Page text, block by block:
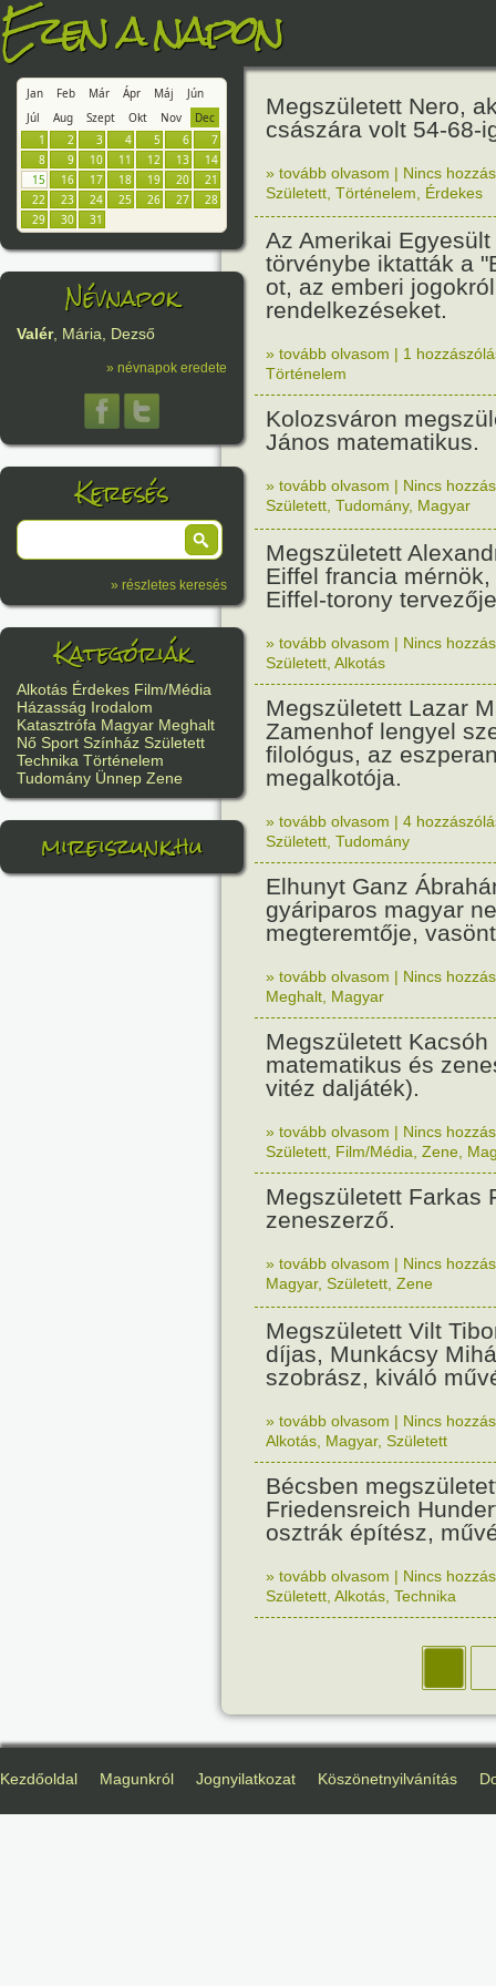
Ezen a napon
Jan Feb Már Ápr Máj
Jún
Júl
Aug Szept Okt Nov
Dec
1
2 3 4 5 6
7
8
9 10 11 12 13
14
15
16 17 18 19 20
21
22
23 24 25 26 27
28
29
30 31
Névnapok
Valér, Mária, Dezső
» névnapok eredete
Keresés
» részletes keresés
Kategóriák
Alkotás Érdekes Film/Média
Házasság Irodalom
Katasztrófa Magyar Meghalt
Nő Sport Színház Született
Technika Történelem
Tudomány Ünnep Zene
mireiszunk.hu
Megszületett Nero,
császára volt 54-68-
» tovább olvasom | Nincs
Született Történelem Érdekes
Az Amerikai
törvénybe iktatták a
ot, az emberi
rendelkezéseket.
» tovább olvasom | 1
Történelem
Kolozsváron
János matematikus.
» tovább olvasom | Nincs
Született Tudomány, Magyar
Megszületett
Eiffel francia
Eiffel-torony
» tovább olvasom | Nincs
Született Alkotás
Megszületett Lazar
Zamenhof lengyel
filológus, az
megalkotója.
» tovább olvasom | 4
Született Tudomány
Elhunyt Ganz
gyáriparos magyar
megteremtője,
» tovább olvasom | Nincs
Meghalt Magyar
Megszületett Kacsóh
matematikus és
vitéz daljáték).
» tovább olvasom | Nincs
Született Film/Média Zene
Megszületett Farkas
zeneszerző.
» tovább olvasom | Nincs
Magyar, Született Zene
Megszületett Vilt
díjas, Munkácsy
szobrász, kiváló
» tovább olvasom | Nincs
Alkotás Magyar, Született
Bécsben
Friedensreich
osztrák építész,
» tovább olvasom | Nincs
Született Alkotás Technika
Kezdőoldal Magunkról Jognyilatkozat Köszönetnyilvánítás